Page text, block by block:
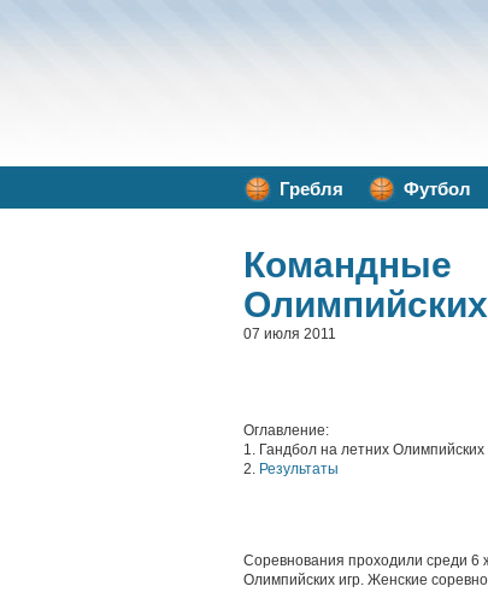
Гребля Футбол
07 июля 2011
Оглавление:
1. Гандбол на летних Олимпийских
2. Результаты
Соревнования проходили среди 6
Олимпийских игр. Женские